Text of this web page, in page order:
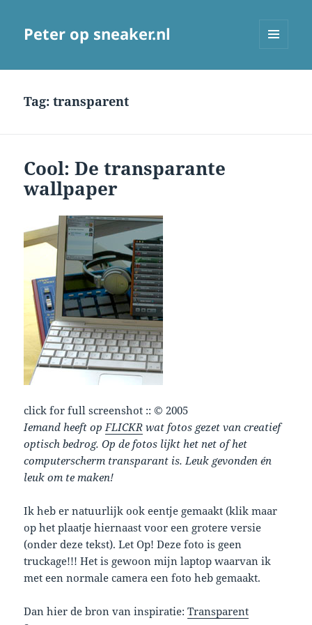
Peter op sneaker.nl
Tag:transparent
Cool: De transparante
wallpaper
click for full screenshot :: © 2005
Iemand heeft opFLICKR wat fotos gezet van creatief
optisch bedrog. Op de fotos lijkt het net of het
computerscherm transparant is. Leuk gevonden én
leuk om te maken!
Ik heb er natuurlijk ook eentje gemaakt (klik maar
op het plaatje hiernaast voor een grotere versie
(onder deze tekst). Let Op! Deze foto is geen
truckage!!! Het is gewoon mijn laptop waarvan ik
met een normale camera een foto heb gemaakt.
Dan hier de bron van inspiratie:Transparent